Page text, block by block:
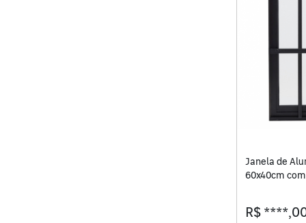
Janela de
60x40cm
R$